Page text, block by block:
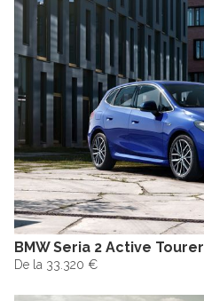
BMW Seria 2 Active Tourer
De la 33.320 €